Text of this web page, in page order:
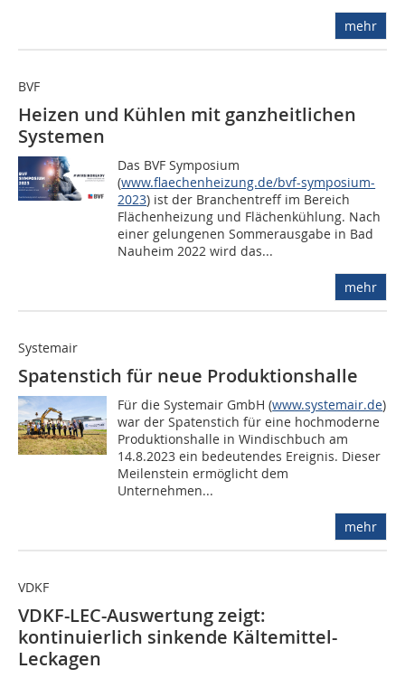
mehr
BVF
Heizen und Kühlen mit ganzheitlichen
Systemen
Das BVF Symposium
(www.flaechenheizung.de/bvf-symposium-
2023) ist der Branchentreff im Bereich
Flächenheizung und Flächenkühlung. Nach
einer gelungenen Sommerausgabe in Bad
Nauheim 2022 wird das...
mehr
Systemair
Spatenstich für neue Produktionshalle
Für die Systemair GmbH (www.systemair.de)
war der Spatenstich für eine hochmoderne
Produktionshalle in Windischbuch am
14.8.2023 ein bedeutendes Ereignis. Dieser
Meilenstein ermöglicht dem
Unternehmen...
mehr
VDKF
VDKF-LEC-Auswertung zeigt:
kontinuierlich sinkende Kältemittel-
Leckagen